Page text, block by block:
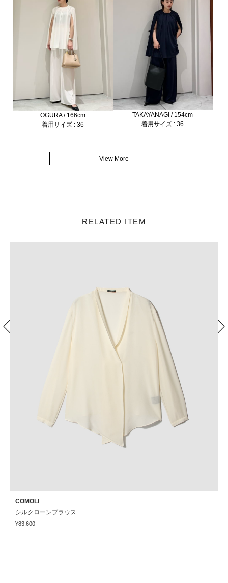
OGURA / 166cm
着用サイズ : 36
TAKAYANAGI / 154cm
着用サイズ : 36
View More
RELATED ITEM
COMOLI
シルクローンブラウス
¥83,600